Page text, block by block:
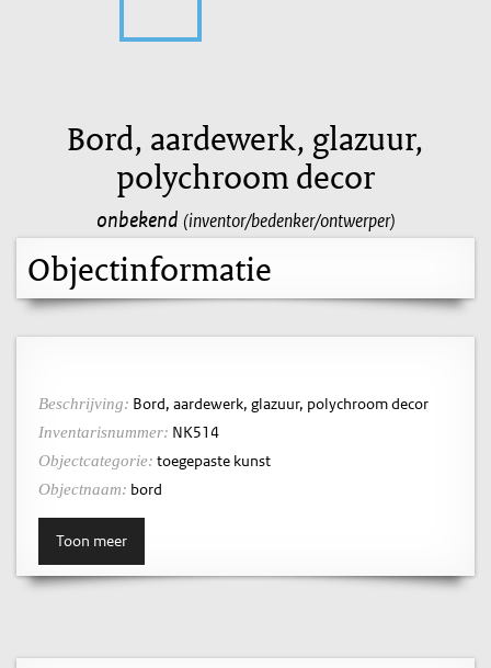
Bord, aardewerk, glazuur,
polychroom decor
onbekend (inventor/bedenker/ontwerper)
Objectinformatie
Beschrijving: Bord, aardewerk, glazuur, polychroom decor
Inventarisnummer: NK514
Objectcategorie: toegepaste kunst
Objectnaam: bord
Toon meer